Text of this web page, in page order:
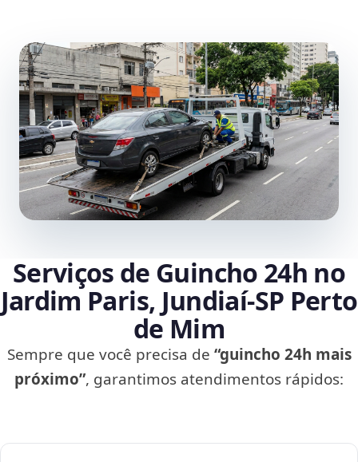
Serviços de Guincho 24h no
Jardim Paris, Jundiaí‑SP Perto
de Mim
Sempre que você precisa de “guincho 24h mais
próximo”, garantimos atendimentos rápidos: